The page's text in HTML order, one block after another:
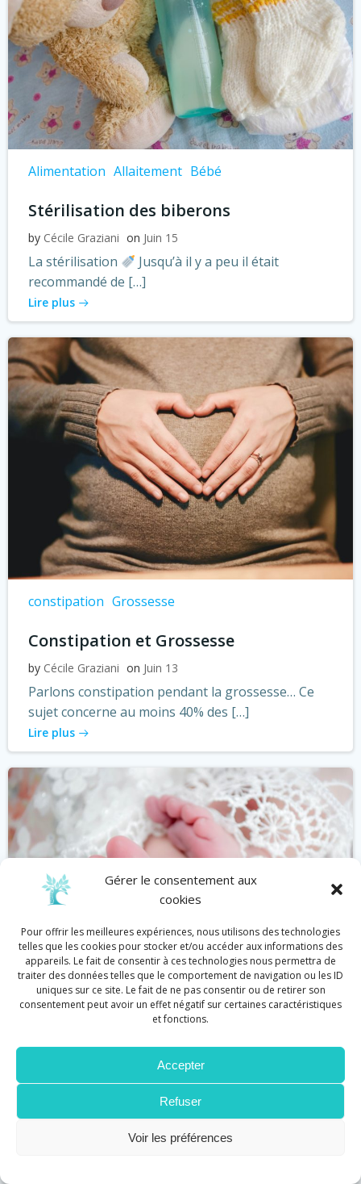
Gérer le consentement aux
cookies
Pour offrir les meilleures expériences, nous utilisons des technologies
telles que les cookies pour stocker et/ou accéder aux informations des
appareils. Le fait de consentir à ces technologies nous permettra de
traiter des données telles que le comportement de navigation ou les ID
uniques sur ce site. Le fait de ne pas consentir ou de retirer son
consentement peut avoir un effet négatif sur certaines caractéristiques
et fonctions.
Accepter
Refuser
Voir les préférences
Alimentation Allaitement Bébé
Stérilisation des biberons
by Cécile Graziani on Juin 15
La stérilisation
Jusqu’à il y a peu il était
recommandé de […]
Lire plus
constipation Grossesse
Constipation et Grossesse
by Cécile Graziani on Juin 13
Parlons constipation pendant la grossesse… Ce
sujet concerne au moins 40% des […]
Lire plus
Réflexologie et défenses immunitaires
Juin 11
Stimuler les défenses immunitaires en touchant
les pieds, en voilà une drôle […]